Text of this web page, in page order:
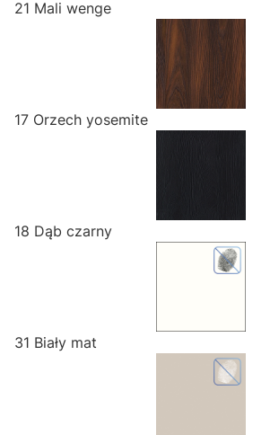
21 Mali wenge
17 Orzech yosemite
18 Dąb czarny
31 Biały mat